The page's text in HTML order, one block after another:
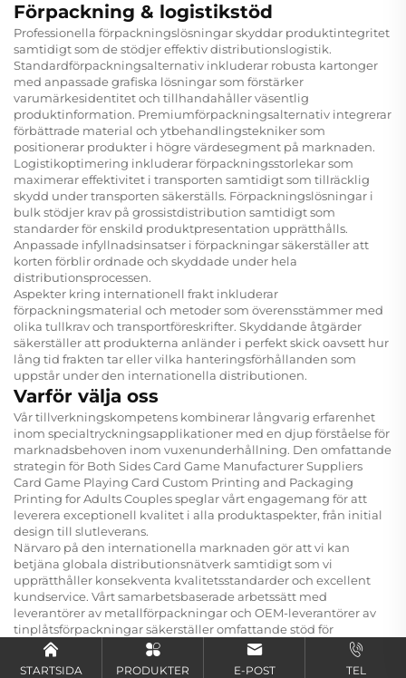
Förpackning & logistikstöd
Professionella förpackningslösningar skyddar produktintegritet
samtidigt som de stödjer effektiv distributionslogistik.
Standardförpackningsalternativ inkluderar robusta kartonger
med anpassade grafiska lösningar som förstärker
varumärkesidentitet och tillhandahåller väsentlig
produktinformation. Premiumförpackningsalternativ integrerar
förbättrade material och ytbehandlingstekniker som
positionerar produkter i högre värdesegment på marknaden.
Logistikoptimering inkluderar förpackningsstorlekar som
maximerar effektivitet i transporten samtidigt som tillräcklig
skydd under transporten säkerställs. Förpackningslösningar i
bulk stödjer krav på grossistdistribution samtidigt som
standarder för enskild produktpresentation upprätthålls.
Anpassade infyllnadsinsatser i förpackningar säkerställer att
korten förblir ordnade och skyddade under hela
distributionsprocessen.
Aspekter kring internationell frakt inkluderar
förpackningsmaterial och metoder som överensstämmer med
olika tullkrav och transportföreskrifter. Skyddande åtgärder
säkerställer att produkterna anländer i perfekt skick oavsett hur
lång tid frakten tar eller vilka hanteringsförhållanden som
uppstår under den internationella distributionen.
Varför välja oss
Vår tillverkningskompetens kombinerar långvarig erfarenhet
inom specialtryckningsapplikationer med en djup förståelse för
marknadsbehoven inom vuxenunderhållning. Den omfattande
strategin för Both Sides Card Game Manufacturer Suppliers
Card Game Playing Card Custom Printing and Packaging
Printing for Adults Couples speglar vårt engagemang för att
leverera exceptionell kvalitet i alla produktaspekter, från initial
design till slutleverans.
Närvaro på den internationella marknaden gör att vi kan
betjäna globala distributionsnätverk samtidigt som vi
upprätthåller konsekventa kvalitetsstandarder och excellent
kundservice. Vårt samarbetsbaserade arbetssätt med
leverantörer av metallförpackningar och OEM-leverantörer av
tinplåtsförpackningar säkerställer omfattande stöd för
mångsidiga förpackningsbehov och premium
presentationsalternativ.
STARTSIDA PRODUKTER E-POST TEL